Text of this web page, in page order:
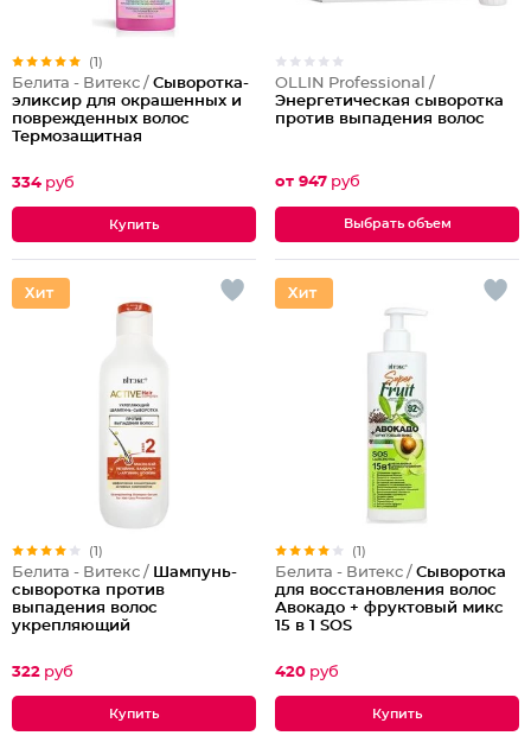
(1)
Белита - Витекс / Сыворотка-
эликсир для окрашенных и
поврежденных волос
Термозащитная
334 руб
OLLIN Professional /
Энергетическая сыворотка
против выпадения волос
от 947 руб
Выбрать объем
(1)
Белита - Витекс / Шампунь-
сыворотка против
выпадения волос
укрепляющий
322 руб
(1)
Белита - Витекс / Сыворотка
для восстановления волос
Авокадо + фруктовый микс
15 в 1 SOS
420 руб